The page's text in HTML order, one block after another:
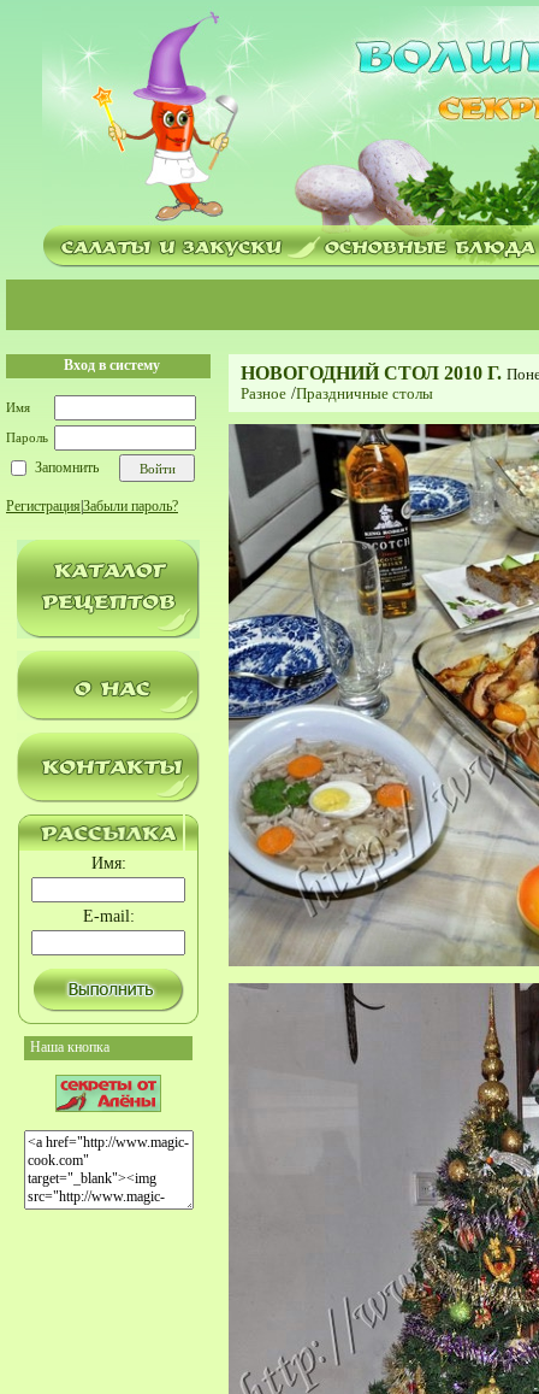
Вход в систему
Имя
Пароль
Запомнить
Регистрация Забыли пароль?
Имя:
E-mail:
Наша кнопка
НОВОГОДНИЙ СТОЛ 2010 Г.
Разное /Праздничные столы